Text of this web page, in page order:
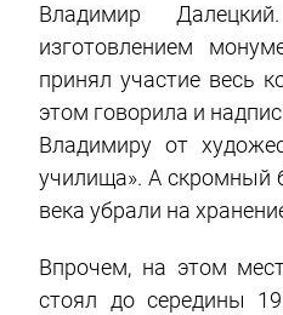
Владимир
изготовлением
принял участие весь
этом говорила и
Владимиру от
училища». А скромный
века убрали на
Впрочем, на этом
стоял до середины